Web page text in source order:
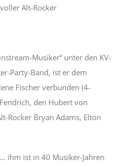
Alt-Rocker
Musiker“ unter den KV-
Party-Band, ist er dem
Fischer verbunden (4-
den Hubert von
Rocker Bryan Adams, Elton
ihm ist in 40 Musiker-Jahren